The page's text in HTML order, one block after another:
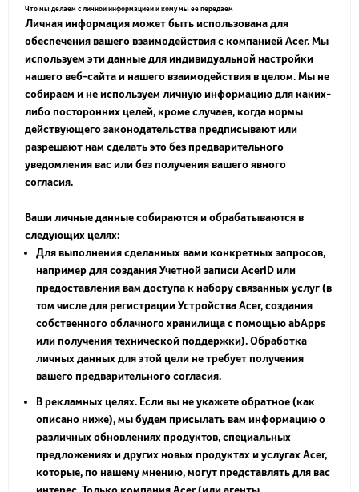
Что мы делаем с личной информацией и кому мы ее передаем
Личная информация может быть использована для
обеспечения вашего взаимодействия с компанией Acer. Мы
используем эти данные для индивидуальной настройки
нашего веб-сайта и нашего взаимодействия в целом. Мы не
собираем и не используем личную информацию для каких-
либо посторонних целей, кроме случаев, когда нормы
действующего законодательства предписывают или
разрешают нам сделать это без предварительного
уведомления вас или без получения вашего явного
согласия.
Ваши личные данные собираются и обрабатываются в
следующих целях:
Для выполнения сделанных вами конкретных запросов,
например для создания Учетной записи AcerID или
предоставления вам доступа к набору связанных услуг (в
том числе для регистрации Устройства Acer, создания
собственного облачного хранилища с помощью abApps
или получения технической поддержки). Обработка
личных данных для этой цели не требует получения
вашего предварительного согласия.
В рекламных целях. Если вы не укажете обратное (как
описано ниже), мы будем присылать вам информацию о
различных обновлениях продуктов, специальных
предложениях и других новых продуктах и услугах Acer,
которые, по нашему мнению, могут представлять для вас